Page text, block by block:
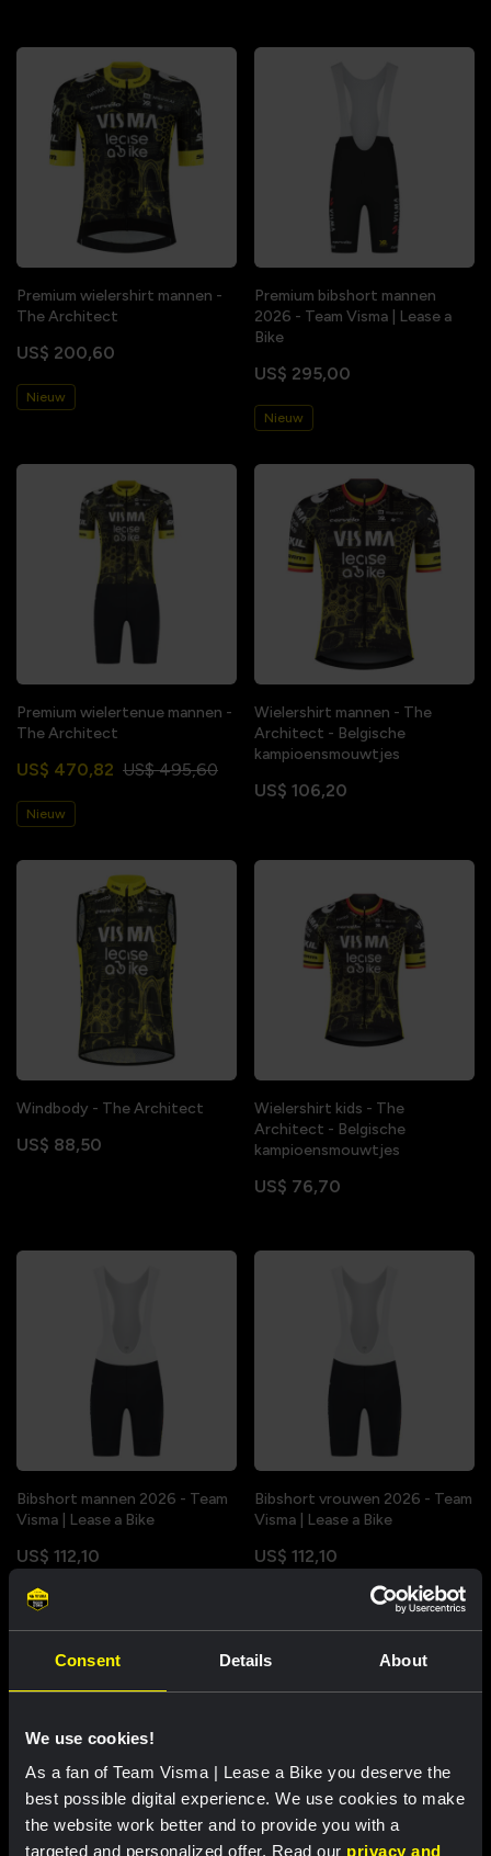
Consent Details About
We use cookies!
As a fan of Team Visma | Lease a Bike you deserve the
best possible digital experience. We use cookies to make
the website work better and to provide you with a
targeted and personalized offer. Read our privacy and
Premium wielershirt mannen -
The Architect
US$ 200,60
Nieuw
Premium bibshort mannen
2026 - Team Visma | Lease a
Bike
US$ 295,00
Nieuw
Premium wielertenue mannen -
The Architect
US$ 470,82 US$ 495,60
Nieuw
Wielershirt mannen - The
Architect - Belgische
kampioensmouwtjes
US$ 106,20
Windbody - The Architect
US$ 88,50
Wielershirt kids - The
Architect - Belgische
kampioensmouwtjes
US$ 76,70
Bibshort mannen 2026 - Team
Visma | Lease a Bike
US$ 112,10
Bibshort vrouwen 2026 - Team
Visma | Lease a Bike
US$ 112,10